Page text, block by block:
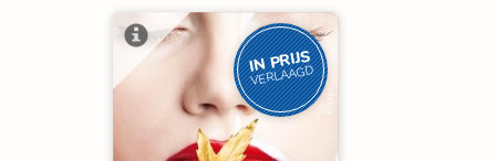
IN PRIJS
VERLAAGD